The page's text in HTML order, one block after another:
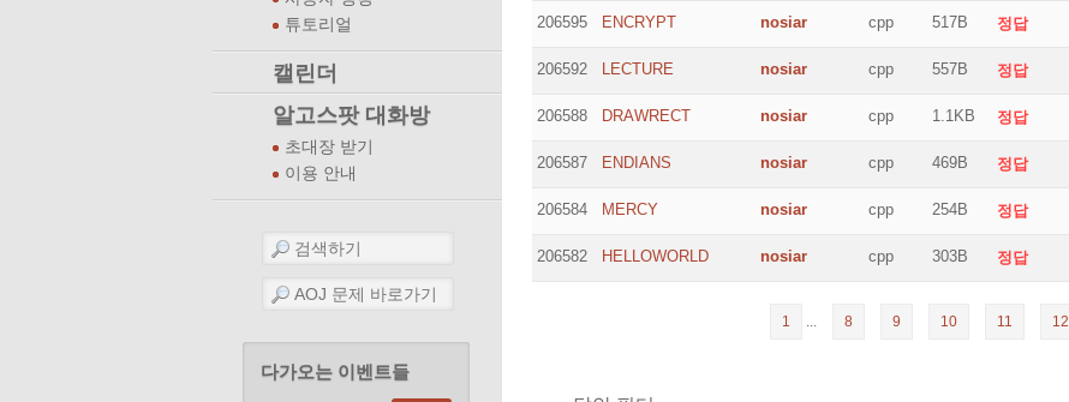
튜토리얼
캘린더
알고스팟 대화방
초대장 받기
이용 안내
다가오는 이벤트들
206595 ENCRYPT nosiar cpp 517B 정답
206592 LECTURE nosiar cpp 557B 정답
206588 DRAWRECT nosiar cpp 1.1KB 정답
206587 ENDIANS nosiar cpp 469B 정답
206584 MERCY nosiar cpp 254B 정답
206582 HELLOWORLD nosiar cpp 303B 정답
1 ... 8 9 10 11 12